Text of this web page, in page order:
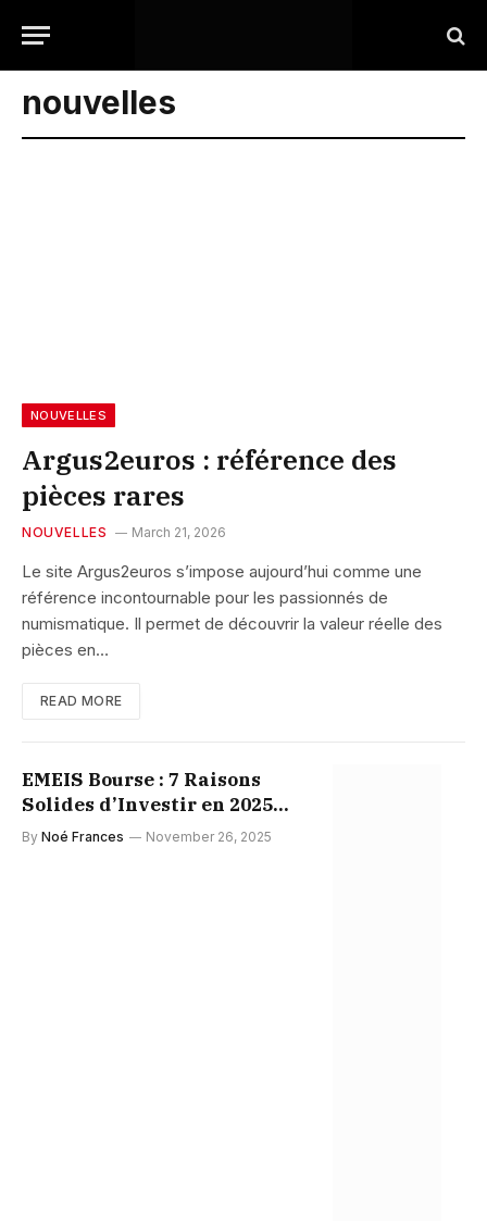
nouvelles
NOUVELLES
Argus2euros : référence des
pièces rares
NOUVELLES March 21, 2026
Le site Argus2euros s’impose aujourd’hui comme une
référence incontournable pour les passionnés de
numismatique. Il permet de découvrir la valeur réelle des
pièces en…
READ MORE
EMEIS Bourse : 7 Raisons
Solides d’Investir en 2025
dans l’Action Santé
By Noé Frances November 26, 2025